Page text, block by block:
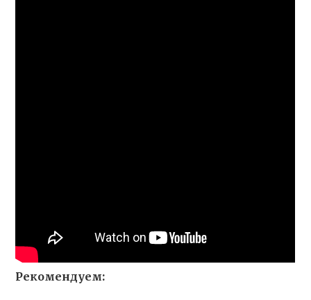
Рекомендуем: